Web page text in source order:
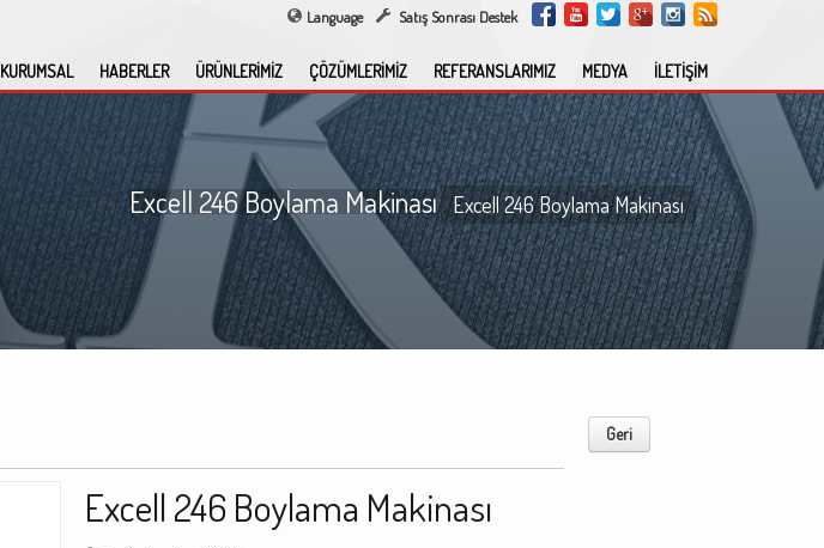
Language Satış Sonrası Destek
KURUMSAL HABERLER ÜRÜNLERİMİZ ÇÖZÜMLERİMİZ REFERANSLARIMIZ MEDYA İLETİŞİM
Excell 246 Boylama Makinası Excell 246 Boylama Makinası
Geri
Excell 246 Boylama Makinası